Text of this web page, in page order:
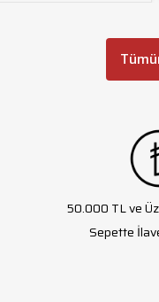
50.000 TL ve
Sepette